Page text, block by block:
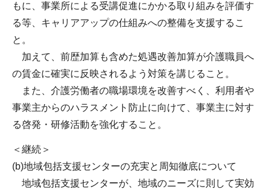
もに、事業所による受講促進にかかる取り組みを評価す
る等、キャリアアップの仕組みへの整備を支援するこ
と。
加えて、前歴加算も含めた処遇改善加算が介護職員へ
の賃金に確実に反映されるよう対策を講じること。
また、介護労働者の職場環境を改善すべく、利用者や
事業主からのハラスメント防止に向けて、事業主に対す
る啓発・研修活動を強化すること。
＜継続＞
(b)地域包括支援センターの充実と周知徹底について
地域包括支援センターが、地域のニーズに則して実効